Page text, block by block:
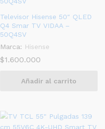
Televisor Hisense 50″ QLED
Q4 Smar TV VIDAA –
50Q4SV
Marca: Hisense
$1.600.000
Añadir al carrito